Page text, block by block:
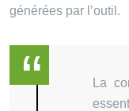
générées par l’outil.
La